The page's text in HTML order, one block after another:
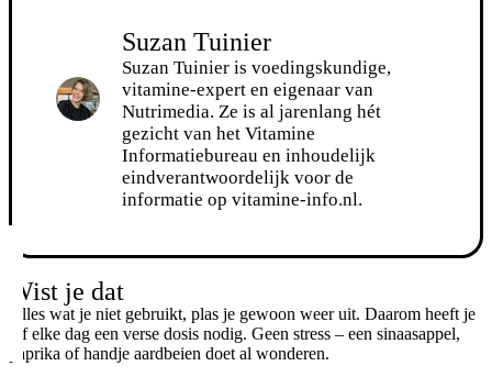
Suzan Tuinier
Suzan Tuinier is voedingskundige,
vitamine-expert en eigenaar van
Nutrimedia. Ze is al jarenlang hét
gezicht van het Vitamine
Informatiebureau en inhoudelijk
eindverantwoordelijk voor de
informatie op vitamine-info.nl.
Wist je dat
Alles wat je niet gebruikt, plas je gewoon weer uit. Daarom heeft je
lijf elke dag een verse dosis nodig. Geen stress – een sinaasappel,
paprika of handje aardbeien doet al wonderen.